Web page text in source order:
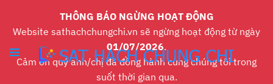
THÔNG BÁO NGỪNG HOẠT ĐỘNG
Website sathachchungchi.vn sẽ ngừng hoạt động từ ngày
01/07/2026.
Cảm ơn quý anh/chị đã đồng hành cùng chúng tôi trong
suốt thời gian qua.